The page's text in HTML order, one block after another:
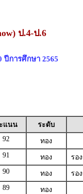
ป.4-ป.6
ปีการศึกษา 2565
แนน ระดับ
92 ทอง
91 ทอง
รอ
90 ทอง
รอ
89 ทอง